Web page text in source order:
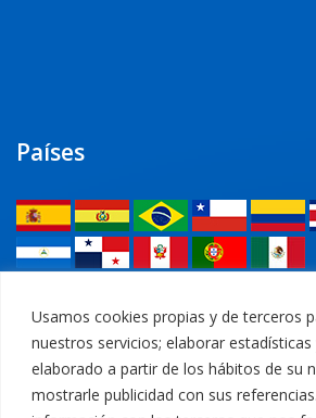
Usamos cookies propias y de terceros
nuestros servicios; elaborar estadísticas
elaborado a partir de los hábitos de su
mostrarle publicidad con sus
Países
Legal
Política de privacidad
Aviso Legal